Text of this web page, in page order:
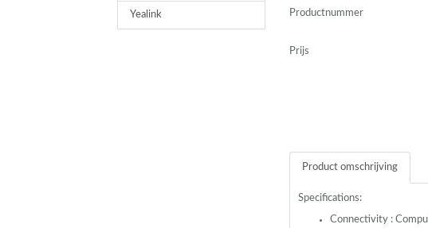
Yealink Productnummer
Prijs
Product omschrijving
Specifications:
Connectivity :